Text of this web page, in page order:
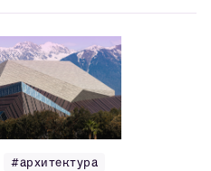
#архитектура